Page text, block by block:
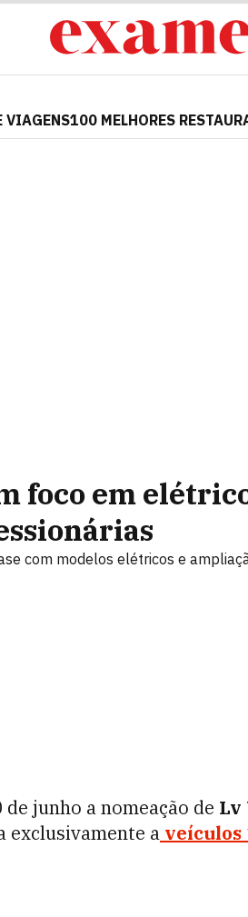
VIAGENS100 MELHORES
foco em
com modelos elétricos e
junho a nomeação de Lv
exclusivamente a veículos